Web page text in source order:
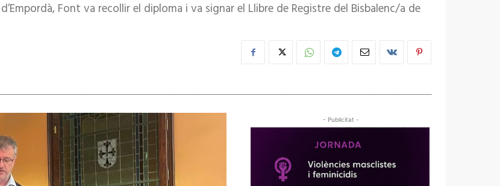
Font va recollir el diploma i va signar el Llibre de Registre del Bisbalenc/a de
- Publicitat -